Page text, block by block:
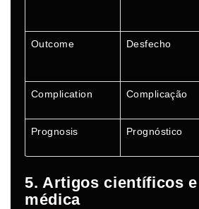
Outcome Desfecho
Complication Complicação
Prognosis Prognóstico
5. Artigos científicos
médica